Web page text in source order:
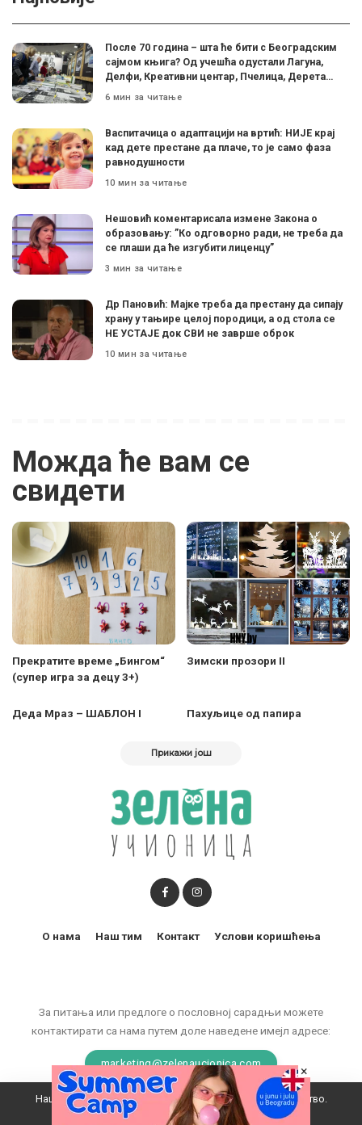
После 70 година – шта ће бити с Београдским
сајмом књига? Од учешћа одустали Лагуна,
Делфи, Креативни центар, Пчелица, Дерета…
6 мин за читање
Васпитачица о адаптацији на вртић: НИЈЕ крај
кад дете престане да плаче, то је само фаза
равнодушности
10 мин за читање
Нешовић коментарисала измене Закона о
образовању: ”Ко одговорно ради, не треба да
се плаши да ће изгубити лиценцу”
3 мин за читање
Др Пановић: Мајке треба да престану да сипају
храну у тањире целој породици, а од стола се
НЕ УСТАЈЕ док СВИ не заврше оброк
10 мин за читање
Можда ће вам се
свидети
Прекратите време „Бингом“
(супер игра за децу 3+)
Зимски прозори II
Деда Мраз – ШАБЛОН I Пахуљице од папира
Прикажи још
За питања или предлоге о пословној сарадњи можете
контактирати са нама путем доле наведене имејл адресе:
marketing@zelenaucionica.com
О нама Наш тим Контакт Услови коришћења
Наш вебсајт користи колачиће да побољша ваше искуство.
×